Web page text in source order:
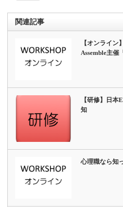
関連記事
【オンライン
Assemble主
【研修】日
知
心理職なら知